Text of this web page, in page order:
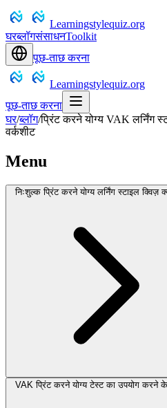
Learningstylequiz.org
घरब्लॉगसंसाधनToolkit
पूछ-ताछ करना
Learningstylequiz.org
पूछ-ताछ करना
घर/ब्लॉग/प्रिंट करने योग्य VAK लर्निंग
वर्कशीट
Menu
निःशुल्क प्रिंट करने योग्य लर्निंग स्टाइल क्विज़
VAK प्रिंट करने योग्य टेस्ट का उपयोग करने